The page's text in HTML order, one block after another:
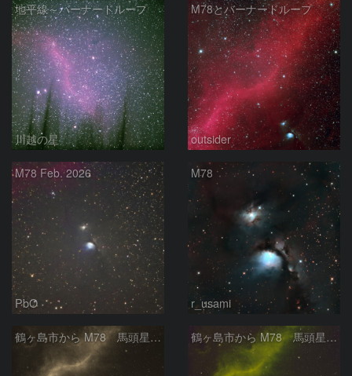
地平線～バーナードループ
川越の星
M78とバーナードループ
outsider
M78 Feb. 2026
PbO
M78
r_usami
鶴ヶ島市から M78 馬頭星雲 バーナードループ 鶴ヶ島市から M78 馬頭星雲 バーナードループ